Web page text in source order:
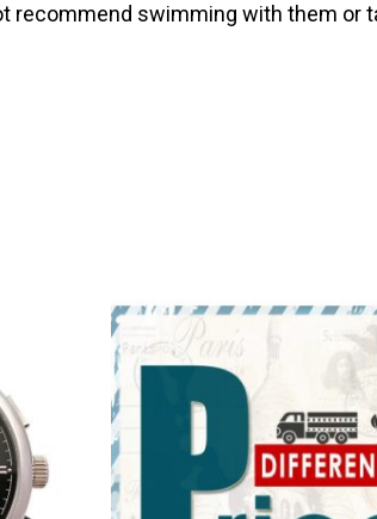
swimming with them or